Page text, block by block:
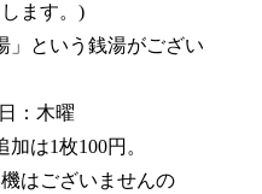
ます。)
」という銭湯がござい
：木曜
は1枚100円。
はございませんの